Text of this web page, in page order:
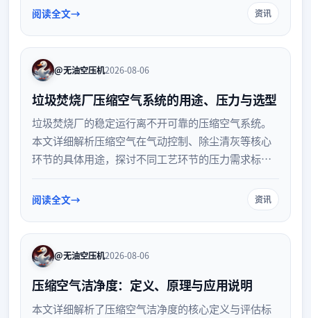
机节能的实操建议，帮助企业优化设备运行效率。
阅读全文 资讯
@无油空压机2026-08-06
垃圾焚烧厂压缩空气系统的用途、压力与选型
垃圾焚烧厂的稳定运行离不开可靠的压缩空气系统。
本文详细解析压缩空气在气动控制、除尘清灰等核心
环节的具体用途，探讨不同工艺环节的压力需求标
等维度，提供科学的系统选型指南，助力环保设施高
阅读全文 资讯
@无油空压机2026-08-06
压缩空气洁净度：定义、原理与应用说明
本文详细解析了压缩空气洁净度的核心定义与评估标